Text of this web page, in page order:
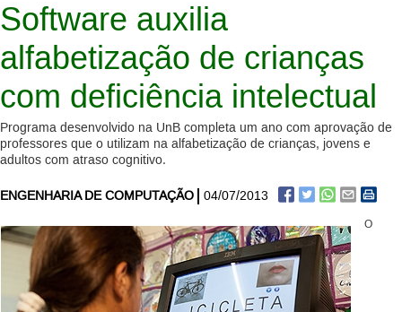
Software auxilia
alfabetização de crianças
com deficiência intelectual
Programa desenvolvido na UnB completa um ano com aprovação de
professores que o utilizam na alfabetização de crianças, jovens e
adultos com atraso cognitivo.
ENGENHARIA DE COMPUTAÇÃO 04/07/2013
O